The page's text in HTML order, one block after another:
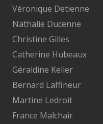
Véronique Detienne
Nathalie Ducenne
Christine Gilles
Catherine Hubeaux
Géraldine Keller
Bernard Laffineur
Martine Ledroit
France Malchair